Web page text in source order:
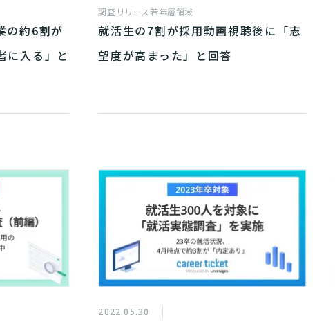
の約6割が
に入る」と
調査リリース若年層領域
就活生の7割が採用動画視聴後に「志
望度が高まった」と回答
2022.05.30